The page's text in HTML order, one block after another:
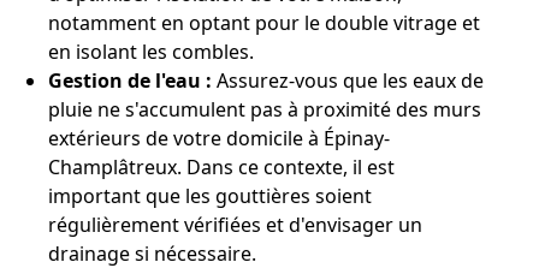
notamment en optant pour le double vitrage et
en isolant les combles.
Gestion de l'eau : Assurez-vous que les eaux de
pluie ne s'accumulent pas à proximité des murs
extérieurs de votre domicile à Épinay-
Champlâtreux. Dans ce contexte, il est
important que les gouttières soient
régulièrement vérifiées et d'envisager un
drainage si nécessaire.